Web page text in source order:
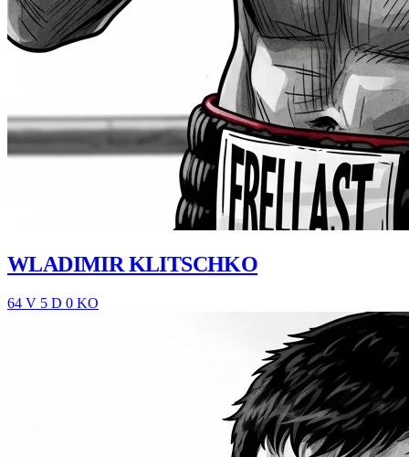
WLADIMIR KLITSCHKO
64 V 5 D 0 KO